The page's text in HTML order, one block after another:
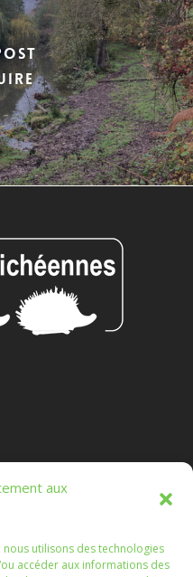
aux
utilisons des technologies
accéder aux informations des